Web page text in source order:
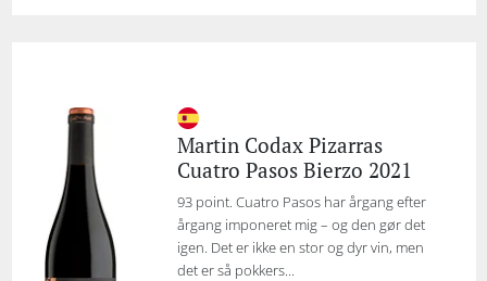
Martin Codax Pizarras
Cuatro Pasos Bierzo 2021
93 point. Cuatro Pasos har årgang efter
årgang imponeret mig – og den gør det
igen. Det er ikke en stor og dyr vin, men
det er så pokkers...